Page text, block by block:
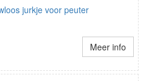
jurkje voor peuter
Meer info